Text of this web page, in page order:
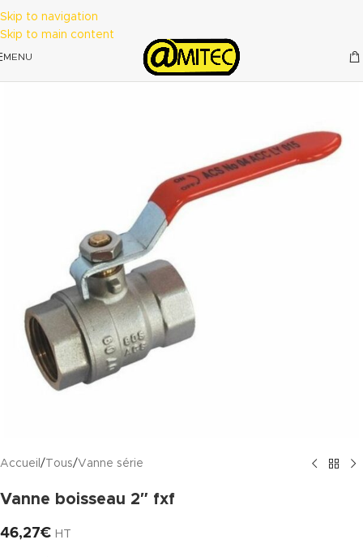
Skip to navigation
Skip to main content
MENU
Accueil / Tous/Vanne série
Vanne boisseau 2″ fxf
46,27€ HT